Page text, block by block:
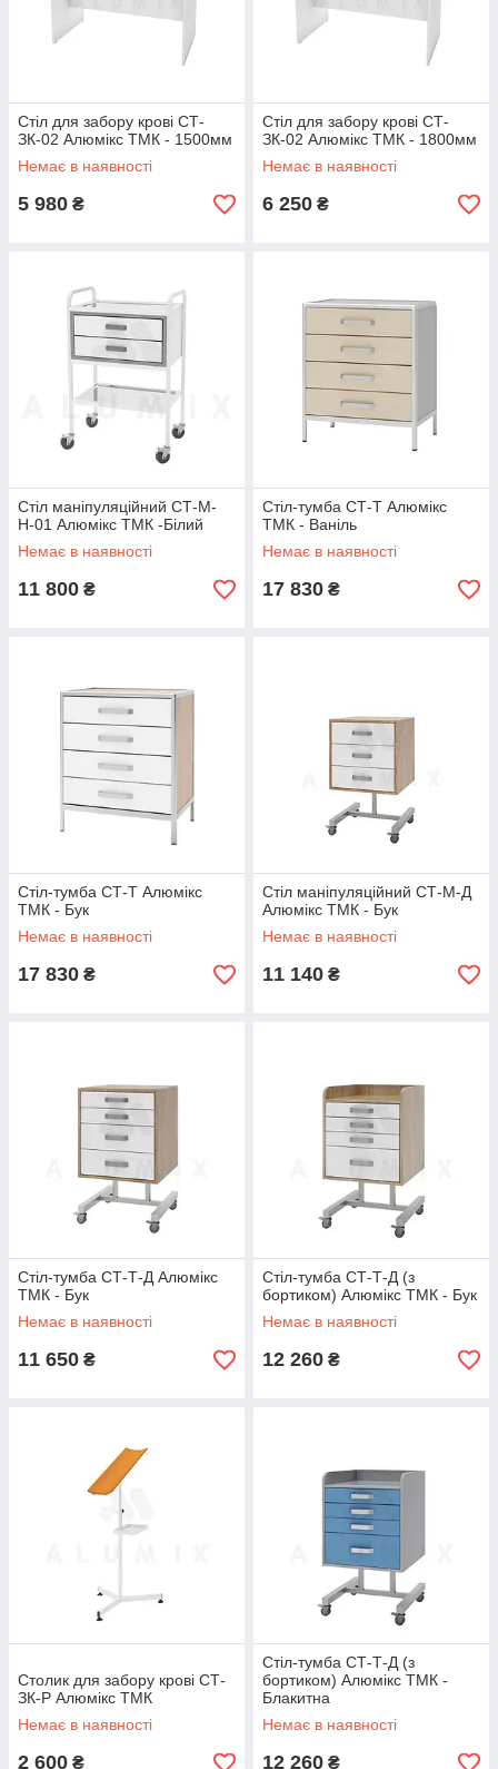
Стіл для забору крові СТ-
ЗК-02 Алюмікс ТМК - 1500мм
Немає в наявності
5 980 ₴
Стіл для забору крові СТ-
ЗК-02 Алюмікс ТМК - 1800мм
Немає в наявності
6 250 ₴
Стіл маніпуляційний СТ-М-
Н-01 Алюмікс ТМК -Білий
Немає в наявності
11 800 ₴
Стіл-тумба СТ-Т Алюмікс
ТМК - Ваніль
Немає в наявності
17 830 ₴
Стіл-тумба СТ-Т Алюмікс
ТМК - Бук
Немає в наявності
17 830 ₴
Стіл маніпуляційний СТ-М-Д
Алюмікс ТМК - Бук
Немає в наявності
11 140 ₴
Стіл-тумба СТ-Т-Д Алюмікс
ТМК - Бук
Немає в наявності
11 650 ₴
Стіл-тумба СТ-Т-Д (з
бортиком) Алюмікс ТМК - Бук
Немає в наявності
12 260 ₴
Столик для забору крові СТ-
ЗК-Р Алюмікс ТМК
Немає в наявності
2 600 ₴
Стіл-тумба СТ-Т-Д (з
бортиком) Алюмікс ТМК -
Блакитна
Немає в наявності
12 260 ₴